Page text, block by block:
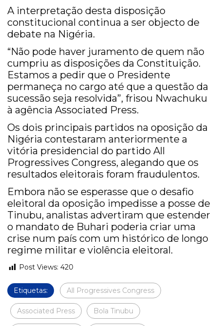
A interpretação desta disposição
constitucional continua a ser objecto de
debate na Nigéria.
“Não pode haver juramento de quem não
cumpriu as disposições da Constituição.
Estamos a pedir que o Presidente
permaneça no cargo até que a questão da
sucessão seja resolvida”, frisou Nwachuku
à agência Associated Press.
Os dois principais partidos na oposição da
Nigéria contestaram anteriormente a
vitória presidencial do partido All
Progressives Congress, alegando que os
resultados eleitorais foram fraudulentos.
Embora não se esperasse que o desafio
eleitoral da oposição impedisse a posse de
Tinubu, analistas advertiram que estender
o mandato de Buhari poderia criar uma
crise num país com um histórico de longo
regime militar e violência eleitoral.
Post Views: 420
Etiquetas: All Progressives Congress
Associated Press Bola Tinubu